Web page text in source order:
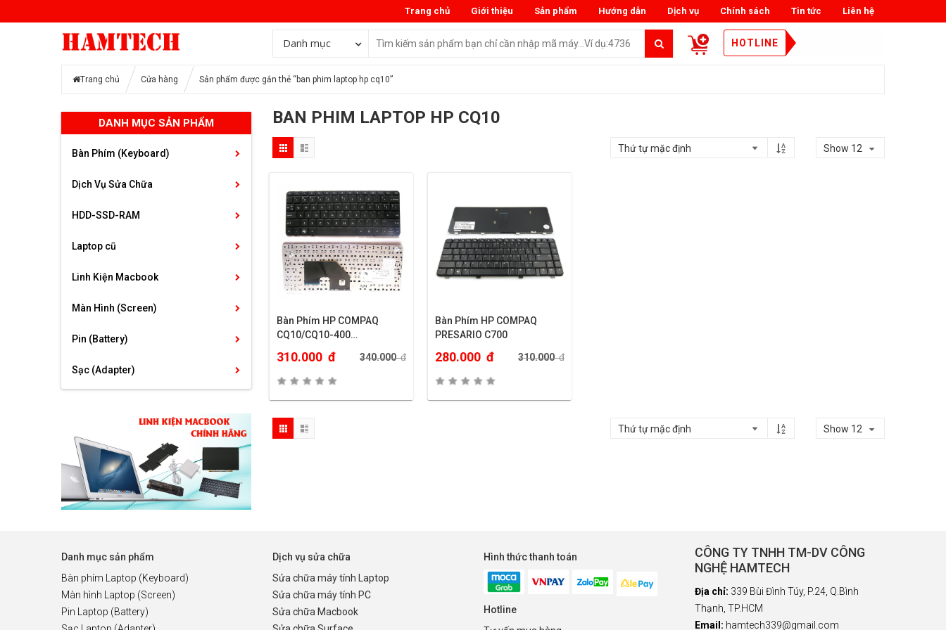
Liên hệ
Tin tức
Chính sách
Dịch vụ
Hướng dẫn
Sản phẩm
Giới thiệu
Trang chủ
Danh mục HOTLINE
Trang chủ Cửa hàng Sản phẩm được gắn thẻ “ban phim laptop hp cq10”
DANH MỤC SẢN PHẨM
Bàn Phím (Keyboard)
Dịch Vụ Sửa Chữa
HDD-SSD-RAM
Laptop cũ
Linh Kiện Macbook
Màn Hình (Screen)
Pin (Battery)
Sạc (Adapter)
BAN PHIM LAPTOP HP CQ10
Show 12
Bàn Phím HP COMPAQ
CQ10/CQ10-400…
310.000 đ 340.000đ
Bàn Phím HP COMPAQ
PRESARIO C700
280.000 đ 310.000đ
Show 12
Danh mục sản phẩm
Bàn phím Laptop (Keyboard)
Màn hình Laptop (Screen)
Pin Laptop (Battery)
Dịch vụ sửa chữa
Sửa chữa máy tính Laptop
Sửa chữa máy tính PC
Sửa chữa Macbook
Hình thức thanh toán
Hotline
CÔNG TY TNHH TM-DV CÔNG
NGHỆ HAMTECH
Địa chỉ: 339 Bùi Đình Túy, P.24, Q.Bình
Thạnh, TP.HCM
Email: hamtech339@gmail.com